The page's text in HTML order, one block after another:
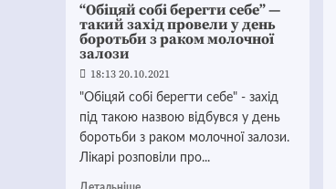
“Обіцяй собі берегти себе” —
такий захід провели у день
боротьби з раком молочної
залози
18:13 20.10.2021
"Обіцяй собі берегти себе" - захід
під такою назвою відбувся у день
боротьби з раком молочної залози.
Лікарі розповіли про...